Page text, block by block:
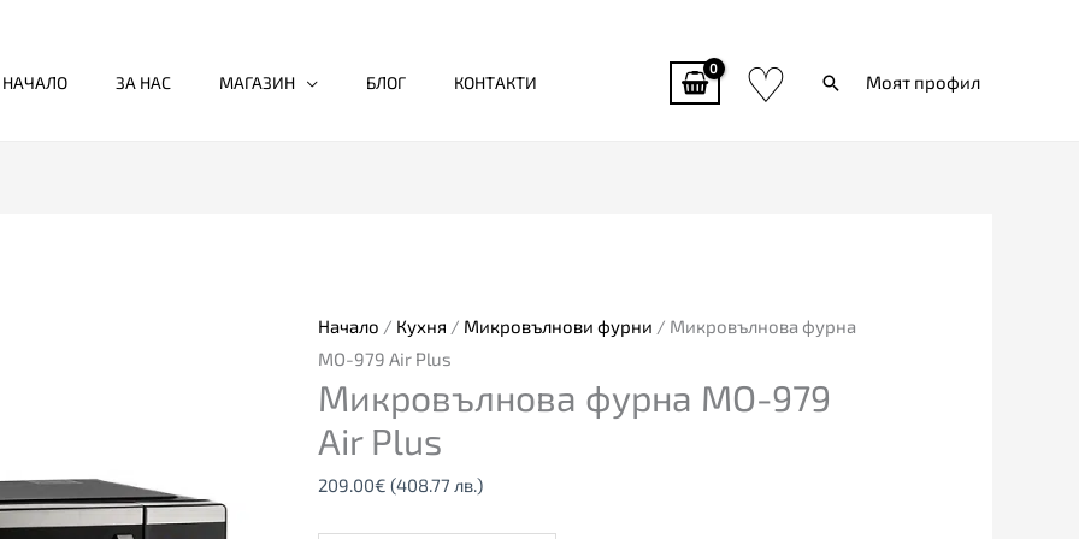
НАЧАЛО ЗА НАС МАГАЗИН БЛОГ КОНТАКТИ ♡ ТърсиМоят профил
Начало / Кухня / Микровълнови фурни / Микровълнова фурна
MO-979 Air Plus
Микровълнова фурна MO-979
Air Plus
209.00€ (408.77 лв.)
фурна
MO-
979
Plus